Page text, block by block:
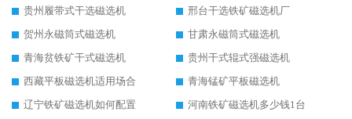
贵州履带式干选磁选机
邢台干选铁矿磁选机厂
贺州永磁筒式磁选机
甘肃永磁筒式磁选机
青海贫铁矿干式磁选机
贵州干式辊式强磁选机
西藏平板磁选机适用场合
青海锰矿平板磁选机
辽宁铁矿磁选机如何配置
河南铁矿磁选机多少钱1台